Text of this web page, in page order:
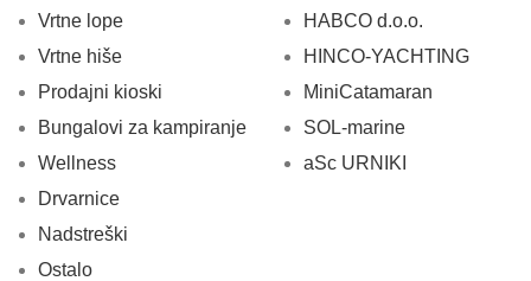
Vrtne lope
Vrtne hiše
Prodajni kioski
Bungalovi za kampiranje
Wellness
Drvarnice
Nadstreški
Ostalo
HABCO d.o.o.
HINCO-YACHTING
MiniCatamaran
SOL-marine
aSc URNIKI